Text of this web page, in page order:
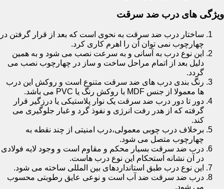
ویژگی های درب ضد سرقت
ساختار درب ضد سرقت به نحوی است که بعد از قرار گرفتن در
چهارچوب نمی توان آن را اهرم کاری کرد.
این نوع درب به آسانی و به سرعت نصب می شود و به همین
دلیل بعد از اتمام مراحل ساخت و ساز در چهارچوب نصب می
گردد.
رنگ بندی درب های ضد سرقت متنوع است و روکش این درب
ها معمولا از جنس MDF با روکش رنگ یا PVC می باشد.
دور تا دور درب ضد سرقت یک نوار پلاستیکی یا درزگیر قرار
گرفته که از هدر رفت انرژی و نفوذ گرد و غبار جلوگیری می
کند.
برخلاف درب چوبی معمولی،درب امنیتی از چند نقطه به
چهارچوب متصل می شود.
درب ضد سرقت بسیار محکم و مقاوم است و وجود لایه فولادی
در آن نشانه استحکام این نوع درب هاست.
این نوع درب طبق استانداردهای بین المللی ساخته می شود.
درب ضد سرقت ضد آب است و نوعی عایق رطوبتی محسوب
می شود.